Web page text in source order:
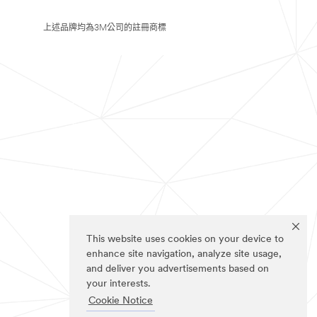
This website uses cookies on your device to
enhance site navigation, analyze site usage,
and deliver you advertisements based on
your interests.
Cookie Notice
上述品牌均為3M公司的註冊商標